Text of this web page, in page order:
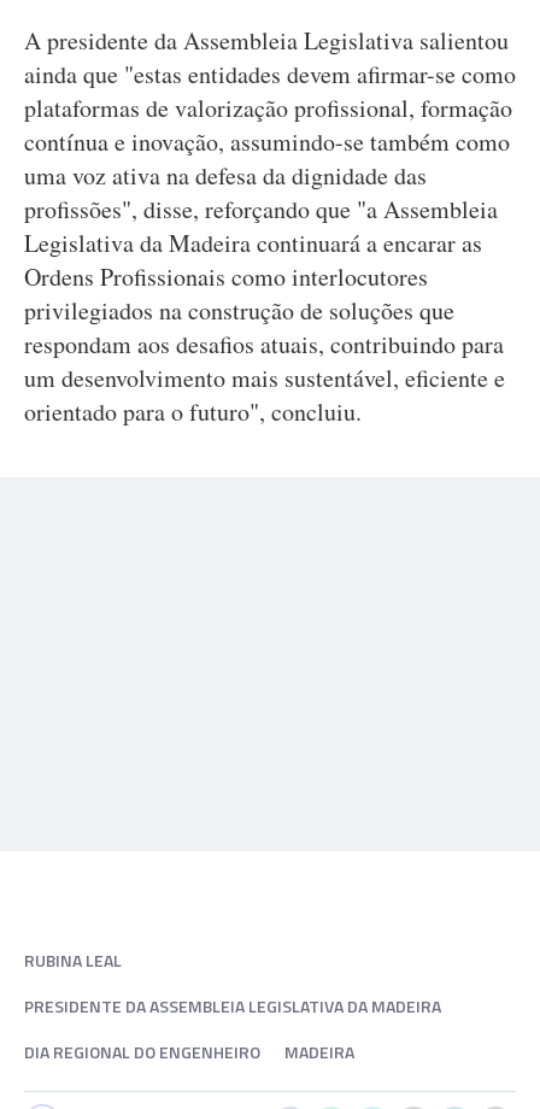
A presidente da Assembleia Legislativa salientou
ainda que "estas entidades devem afirmar-se como
plataformas de valorização profissional, formação
contínua e inovação, assumindo-se também como
uma voz ativa na defesa da dignidade das
profissões", disse, reforçando que "a Assembleia
Legislativa da Madeira continuará a encarar as
Ordens Profissionais como interlocutores
privilegiados na construção de soluções que
respondam aos desafios atuais, contribuindo para
um desenvolvimento mais sustentável, eficiente e
orientado para o futuro", concluiu.
RUBINA LEAL
PRESIDENTE DA ASSEMBLEIA LEGISLATIVA DA MADEIRA
DIA REGIONAL DO ENGENHEIRO
MADEIRA